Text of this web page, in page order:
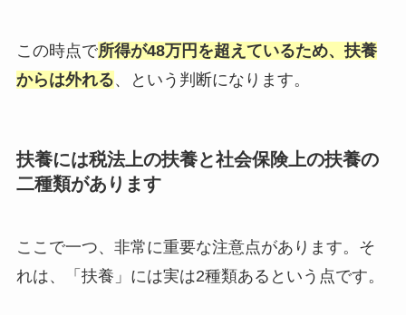
この時点で所得が48万円を超えているため、扶養
からは外れる、という判断になります。
扶養には税法上の扶養と社会保険上の扶養の
二種類があります
ここで一つ、非常に重要な注意点があります。そ
れは、「扶養」には実は2種類あるという点です。